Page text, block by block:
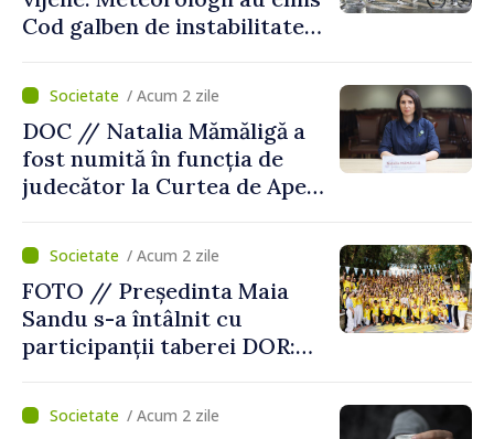
Cod galben de instabilitate
/ Acum 2 zile
DOC // Natalia Mămăligă a
fost numită în funcția de
judecător la Curtea de Apel
/ Acum 2 zile
FOTO // Președinta Maia
Sandu s-a întâlnit cu
participanții taberei DOR:
noastră rămâne puternică”
/ Acum 2 zile